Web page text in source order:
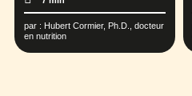
par : Hubert Cormier, Ph.D., docteur
en nutrition